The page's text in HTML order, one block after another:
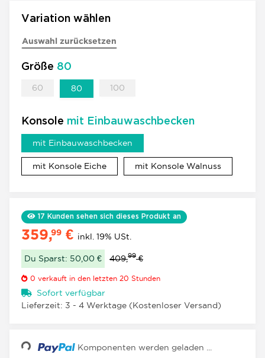
Variation wählen
Auswahl zurücksetzen
Größe 80
60 80 100
Konsole mit Einbauwaschbecken
mit Einbauwaschbecken
mit Konsole Eichemit Konsole Eiche
mit Konsole Walnuss
17 Kunden sehen sich dieses Produkt an
359,99 € inkl. 19% USt.
Du Sparst: 50,00 € 409,99€
0 verkauft in den letzten 20 Stunden
Sofort verfügbar
Lieferzeit: 3 - 4 Werktage (Kostenloser Versand)
Loading... Komponenten werden geladen ...